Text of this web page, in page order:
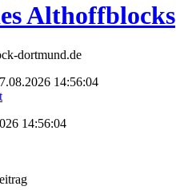
Althoffblocks
dortmund.de
14:56:04
14:56:04